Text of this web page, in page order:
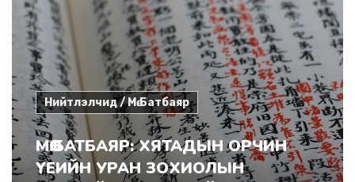
Нийтлэлчид / Мө.Батбаяр
МӨ.БАТБАЯР: ХЯТАДЫН ОРЧИН
ҮЕИЙН УРАН ЗОХИОЛЫН